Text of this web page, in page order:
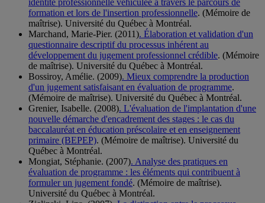
formation et lors de l'insertion professionnelle. (Mémoire de
maîtrise). Université du Québec à Montréal.
Marchand, Marie-Pier. (2011). Élaboration et validation d'un
questionnaire descriptif du processus inhérent au
développement du jugement professionnel crédible. (Mémoire
de maîtrise). Université du Québec à Montréal.
Bossiroy, Amélie. (2009). Mieux comprendre la production
d'un jugement satisfaisant en évaluation de programme.
(Mémoire de maîtrise). Université du Québec à Montréal.
Grenier, Isabelle. (2008). L'évaluation de l'implantation d'une
nouvelle démarche d'encadrement des stages : le cas du
baccalauréat en éducation préscolaire et en enseignement
primaire (BEPEP). (Mémoire de maîtrise). Université du
Québec à Montréal.
Mongiat, Stéphanie. (2007). Analyse des pratiques en
évaluation de programme : les éléments qui contribuent à
formuler un jugement fondé. (Mémoire de maîtrise).
Université du Québec à Montréal.